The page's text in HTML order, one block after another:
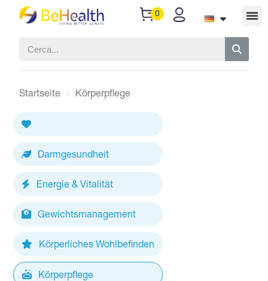
Startseite Körperpflege
Darmgesundheit
Energie & Vitalität
Gewichtsmanagement
Körperliches Wohlbefinden
Körperpflege